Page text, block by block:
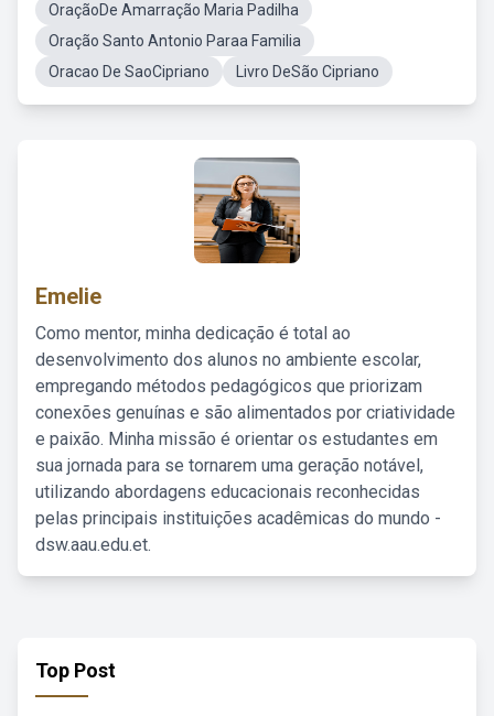
OraçãoDe Amarração Maria Padilha
Oração Santo Antonio Paraa Familia
Oracao De SaoCipriano
Livro DeSão Cipriano
Emelie
Como mentor, minha dedicação é total ao
desenvolvimento dos alunos no ambiente escolar,
empregando métodos pedagógicos que priorizam
conexões genuínas e são alimentados por criatividade
e paixão. Minha missão é orientar os estudantes em
sua jornada para se tornarem uma geração notável,
utilizando abordagens educacionais reconhecidas
pelas principais instituições acadêmicas do mundo -
dsw.aau.edu.et.
Top Post